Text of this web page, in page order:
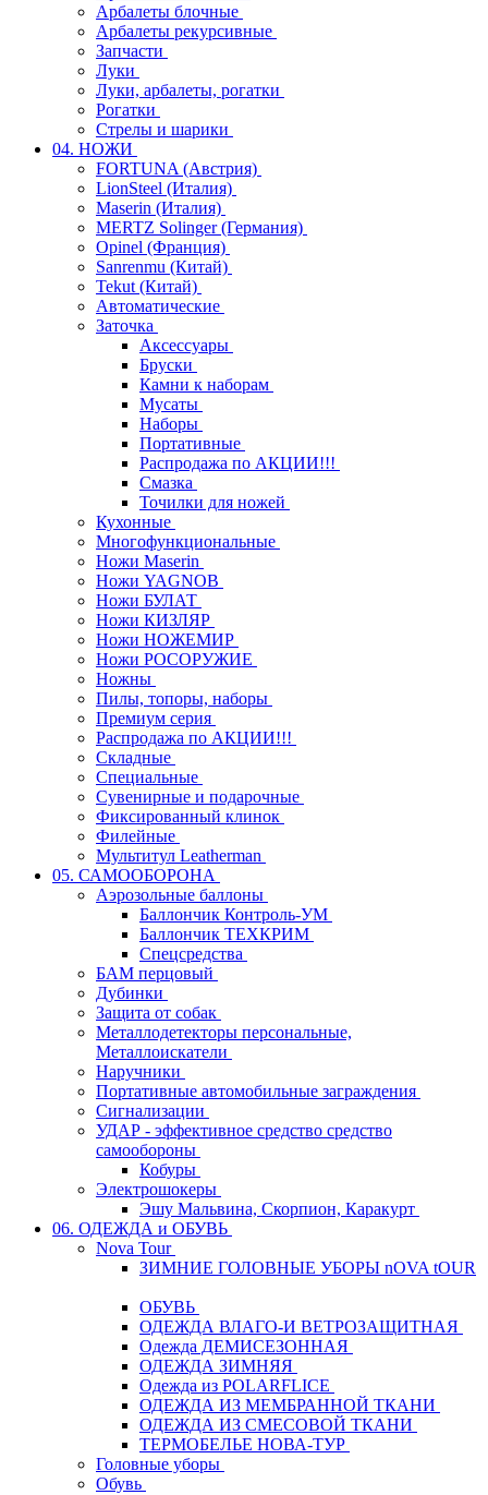
Арбалеты блочные
Арбалеты рекурсивные
Запчасти
Луки
Луки, арбалеты, рогатки
Рогатки
Стрелы и шарики
04. НОЖИ
FORTUNA (Австрия)
LionSteel (Италия)
Maserin (Италия)
MERTZ Solinger (Германия)
Opinel (Франция)
Sanrenmu (Китай)
Tekut (Китай)
Автоматические
Заточка
Аксессуары
Бруски
Камни к наборам
Мусаты
Наборы
Портативные
Распродажа по АКЦИИ!!!
Смазка
Точилки для ножей
Кухонные
Многофункциональные
Ножи Maserin
Ножи YAGNOB
Ножи БУЛАТ
Ножи КИЗЛЯР
Ножи НОЖЕМИР
Ножи РОСОРУЖИЕ
Ножны
Пилы, топоры, наборы
Премиум серия
Распродажа по АКЦИИ!!!
Складные
Специальные
Сувенирные и подарочные
Фиксированный клинок
Филейные
Мультитул Leatherman
05. САМООБОРОНА
Аэрозольные баллоны
Баллончик Контроль-УМ
Баллончик ТЕХКРИМ
Спецсредства
БАМ перцовый
Дубинки
Защита от собак
Металлодетекторы персональные,
Металлоискатели
Наручники
Портативные автомобильные заграждения
Сигнализации
УДАР - эффективное средство средство
самообороны
Кобуры
Электрошокеры
Эшу Мальвина, Скорпион, Каракурт
06. ОДЕЖДА и ОБУВЬ
Nova Tour
ЗИМНИЕ ГОЛОВНЫЕ УБОРЫ nOVA tOUR
ОБУВЬ
ОДЕЖДА ВЛАГО-И ВЕТРОЗАЩИТНАЯ
Одежда ДЕМИСЕЗОННАЯ
ОДЕЖДА ЗИМНЯЯ
Одежда из POLARFLICE
ОДЕЖДА ИЗ МЕМБРАННОЙ ТКАНИ
ОДЕЖДА ИЗ СМЕСОВОЙ ТКАНИ
ТЕРМОБЕЛЬЕ НОВА-ТУР
Головные уборы
Обувь